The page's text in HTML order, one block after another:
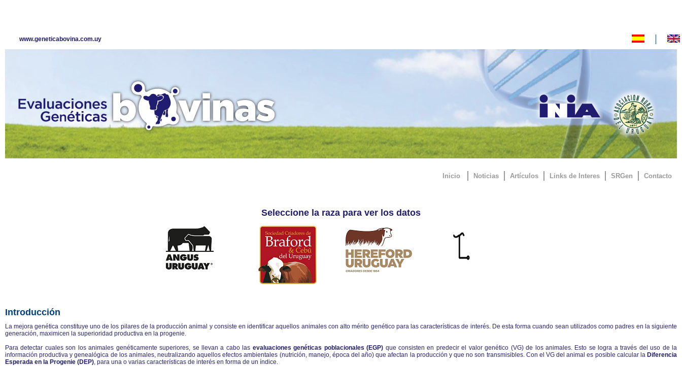
www.geneticabovina.com.uy
Inicio Noticias Artículos Links de Interes SRGen Contacto
Seleccione la raza para ver los datos
Introducción
La mejora genética constituye uno de los pilares de la producción animal y consiste en identificar aquellos animales con alto mérito genético para las características de interés. De esta forma cuando sean utilizados como padres en la siguiente
generación, maximicen la superioridad productiva en la progenie.
Para detectar cuales son los animales genéticamente superiores, se llevan a cabo las evaluaciones genéticas poblacionales (EGP) que consisten en predecir el valor genético (VG) de los animales. Esto se logra a través del uso de la
información productiva y genealógica de los animales, neutralizando aquellos efectos ambientales (nutrición, manejo, época del año) que afectan la producción y que no son transmisibles. Con el VG del animal es posible calcular la Diferencia
Esperada en la Progenie (DEP), para una o varias características de interés en forma de un índice.